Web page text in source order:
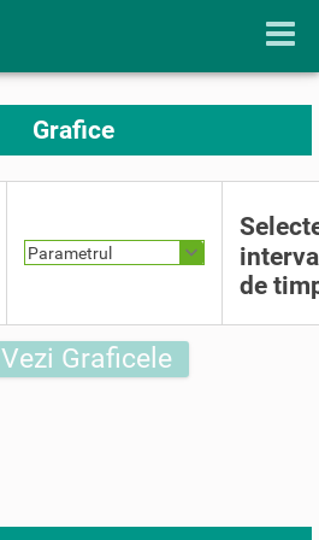
Grafice
Parametrul
de
Vezi Graficele